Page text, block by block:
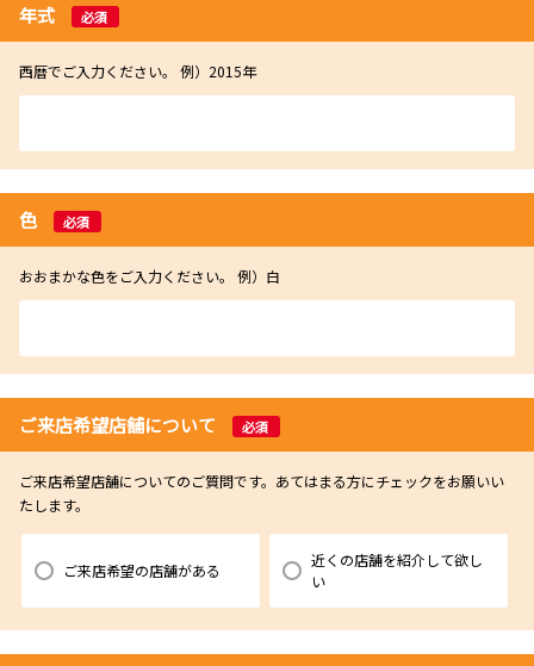
年式 必須
西暦でご入力ください。 例）2015年
色 必須
おおまかな色をご入力ください。 例）白
ご来店希望店舗について 必須
ご来店希望店舗についてのご質問です。あてはまる方にチェックをお願いい
たします。
ご来店希望の店舗がある
近くの店舗を紹介して欲し
い